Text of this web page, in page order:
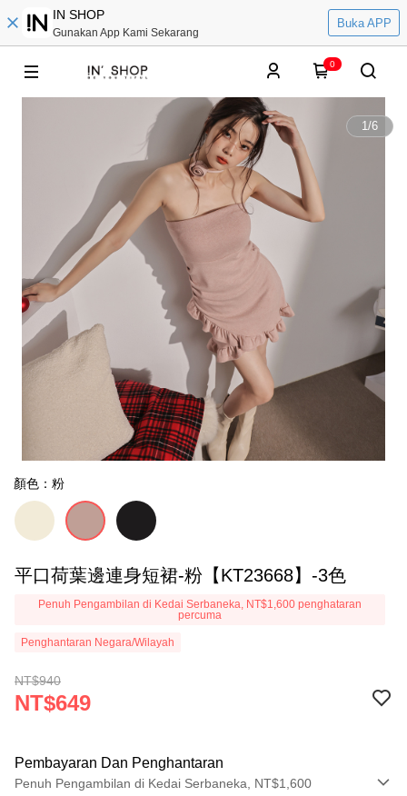
IN SHOP
Gunakan App Kami Sekarang
Buka APP
0
1/6
顏色：粉
平口荷葉邊連身短裙-粉【KT23668】-3色
Penuh Pengambilan di Kedai Serbaneka, NT$1,600 penghataran
percuma
Penghantaran Negara/Wilayah
NT$940
NT$649
Pembayaran Dan Penghantaran
Penuh Pengambilan di Kedai Serbaneka, NT$1,600